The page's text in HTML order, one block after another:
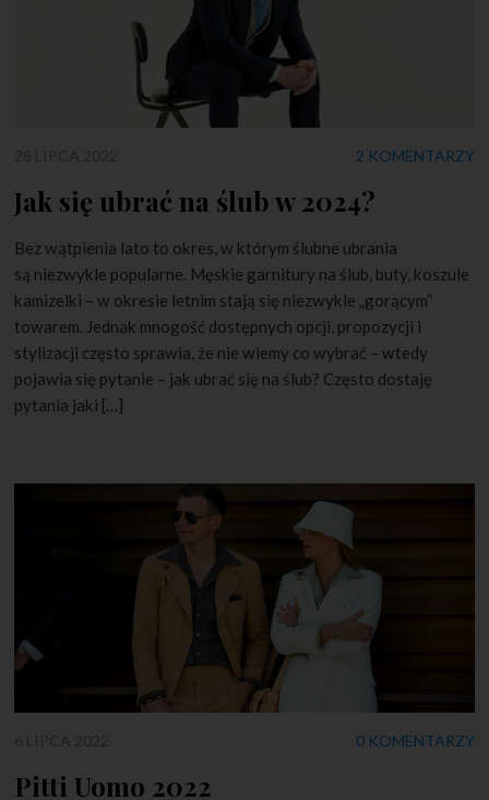
2 KOMENTARZY
Jak się ubrać na ślub w 2024?
Bez wątpienia lato to okres, w którym ślubne ubrania
są niezwykle popularne. Męskie garnitury na ślub, buty, koszule
kamizelki – w okresie letnim stają się niezwykle „gorącym”
towarem. Jednak mnogość dostępnych opcji, propozycji i
stylizacji często sprawia, że nie wiemy co wybrać – wtedy
pojawia się pytanie – jak ubrać się na ślub? Często dostaję
pytania jaki […]
0 KOMENTARZY
Pitti Uomo 2022